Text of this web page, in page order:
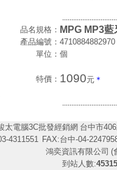
品名規格： MPG MP3
產品編號： 4710884882970
單位： 個
特價： 1090元 ＊
太電腦3C批發經銷網 台中市
4311551 FAX:台中-04-
鴻奕資訊有限公司 (
到站人數: